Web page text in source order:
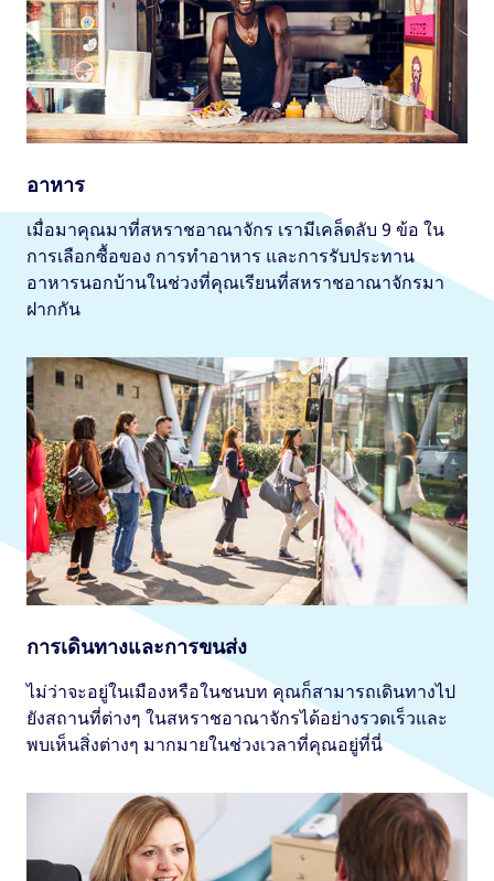
อาหาร
เมื่อมาคุณมาที่สหราชอาณาจักร เรามีเคล็ดลับ 9 ข้อ ใน
การเลือกซื้อของ การทำอาหาร และการรับประทาน
อาหารนอกบ้านในช่วงที่คุณเรียนที่สหราชอาณาจักรมา
ฝากกัน
การเดินทางและการขนส่ง
ไม่ว่าจะอยู่ในเมืองหรือในชนบท คุณก็สามารถเดินทางไป
ยังสถานที่ต่างๆ ในสหราชอาณาจักรได้อย่างรวดเร็วและ
พบเห็นสิ่งต่างๆ มากมายในช่วงเวลาที่คุณอยู่ที่นี่